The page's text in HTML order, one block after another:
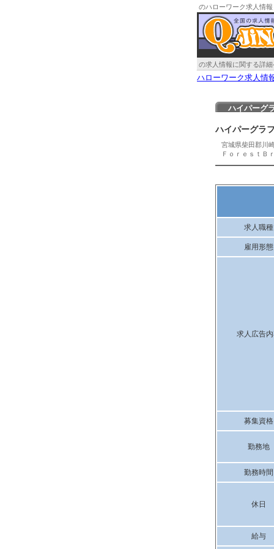
のハローワーク求人情報
の求人情報に関する詳細
ハローワーク求人情
ハイパーグ
ハイパーグラ
宮城県柴田郡川
ＦｏｒｅｓｔＢ
求人職種
雇用形態
求人広告
募集資格
勤務地
勤務時間
休日
給与